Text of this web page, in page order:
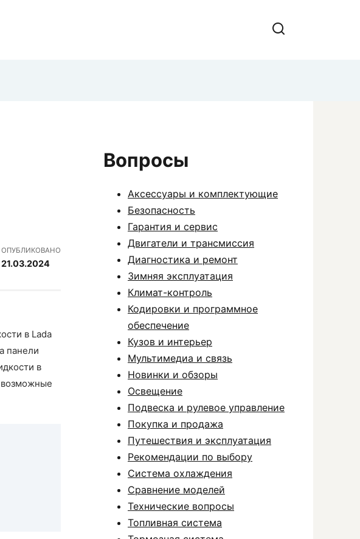
ОПУБЛИКОВАНО
21.03.2024
в Lada
панели
в
возможные
Вопросы
Аксессуары и комплектующие
Безопасность
Гарантия и сервис
Двигатели и трансмиссия
Диагностика и ремонт
Зимняя эксплуатация
Климат-контроль
Кодировки и программное
обеспечение
Кузов и интерьер
Мультимедиа и связь
Новинки и обзоры
Освещение
Подвеска и рулевое управление
Покупка и продажа
Путешествия и эксплуатация
Рекомендации по выбору
Система охлаждения
Сравнение моделей
Технические вопросы
Топливная система